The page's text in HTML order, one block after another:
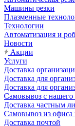
Машины резки
Плазменные
Технологии
Автоматизация и
Новости
Акции
Услуги
Доставка
Доставка для
Доставка для
Самовывоз с нашего
Доставка частным
Самовывоз из офиса
Доставка почтой